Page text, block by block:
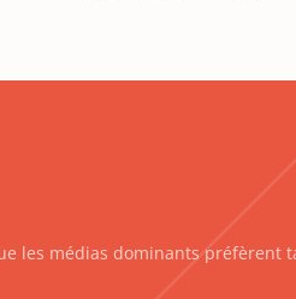
les médias dominants préfèrent